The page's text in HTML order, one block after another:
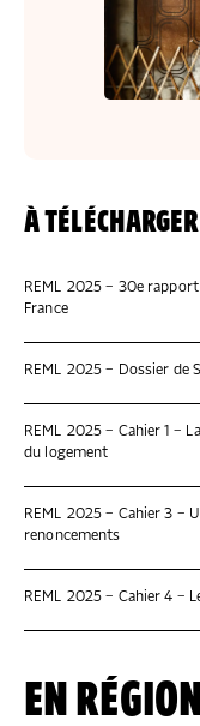
À TÉLÉCHARGER
REML 2025 – 30e
France
REML 2025 – Dossier de
REML 2025 – Cahier 1 –
du logement
REML 2025 – Cahier 3 –
renoncements
REML 2025 – Cahier 4 –
EN RÉGION